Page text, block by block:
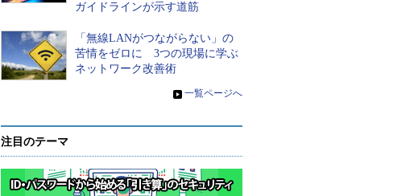
ガイドラインが示す道筋
「無線LANがつながらない」の
苦情をゼロに 3つの現場に学ぶ
ネットワーク改善術
» 一覧ページへ
注目のテーマ